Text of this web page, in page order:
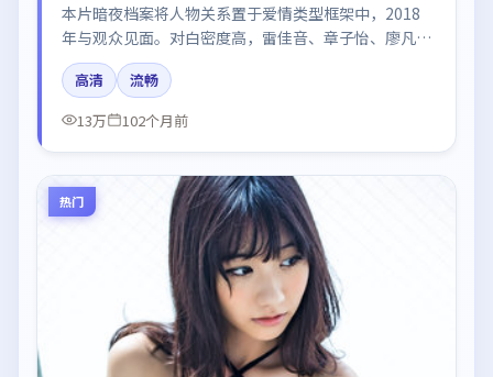
本片暗夜档案将人物关系置于爱情类型框架中，2018
年与观众见面。对白密度高，雷佳音、章子怡、廖凡、
赵丽颖、胡歌的台词节奏值得关注；整体气质偏英国都
市与冷色调摄影。
高清
流畅
13万
102个月前
热门